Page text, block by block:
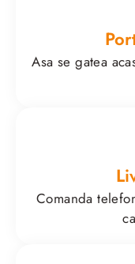
Asa se gatea
Comanda